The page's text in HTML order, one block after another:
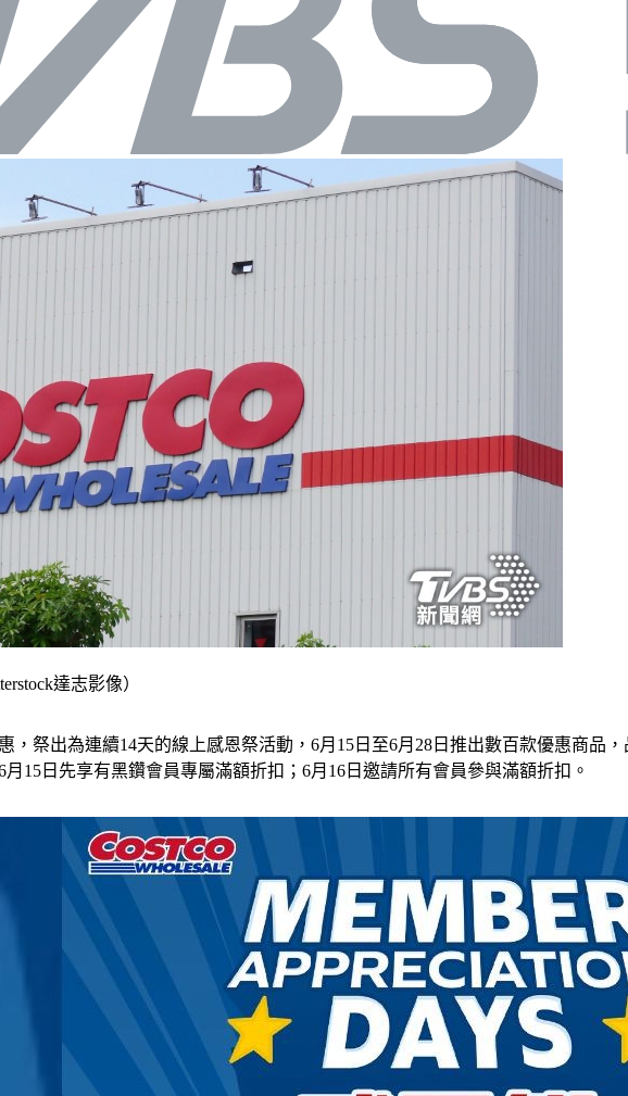
達志影像）
，祭出為連續14天的線上感恩祭活動，6月15日至6月28日推出數百款優惠商品
15日先享有黑鑽會員專屬滿額折扣；6月16日邀請所有會員參與滿額折扣。